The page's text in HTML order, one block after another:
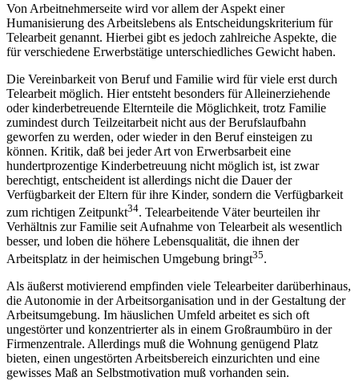
Von Arbeitnehmerseite wird vor allem der Aspekt einer
Humanisierung des Arbeitslebens als Entscheidungskriterium für
Telearbeit genannt. Hierbei gibt es jedoch zahlreiche Aspekte, die
für verschiedene Erwerbstätige unterschiedliches Gewicht haben.
Die Vereinbarkeit von Beruf und Familie wird für viele erst durch
Telearbeit möglich. Hier entsteht besonders für Alleinerziehende
oder kinderbetreuende Elternteile die Möglichkeit, trotz Familie
zumindest durch Teilzeitarbeit nicht aus der Berufslaufbahn
geworfen zu werden, oder wieder in den Beruf einsteigen zu
können. Kritik, daß bei jeder Art von Erwerbsarbeit eine
hundertprozentige Kinderbetreuung nicht möglich ist, ist zwar
berechtigt, entscheident ist allerdings nicht die Dauer der
Verfügbarkeit der Eltern für ihre Kinder, sondern die Verfügbarkeit
zum richtigen Zeitpunkt34. Telearbeitende Väter beurteilen ihr
Verhältnis zur Familie seit Aufnahme von Telearbeit als wesentlich
besser, und loben die höhere Lebensqualität, die ihnen der
Arbeitsplatz in der heimischen Umgebung bringt35.
Als äußerst motivierend empfinden viele Telearbeiter darüberhinaus,
die Autonomie in der Arbeitsorganisation und in der Gestaltung der
Arbeitsumgebung. Im häuslichen Umfeld arbeitet es sich oft
ungestörter und konzentrierter als in einem Großraumbüro in der
Firmenzentrale. Allerdings muß die Wohnung genügend Platz
bieten, einen ungestörten Arbeitsbereich einzurichten und eine
gewisses Maß an Selbstmotivation muß vorhanden sein.